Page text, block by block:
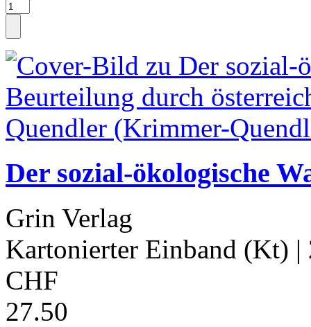
Der sozial-ökologische
Grin Verlag
Kartonierter Einband (Kt) |
CHF
27.50